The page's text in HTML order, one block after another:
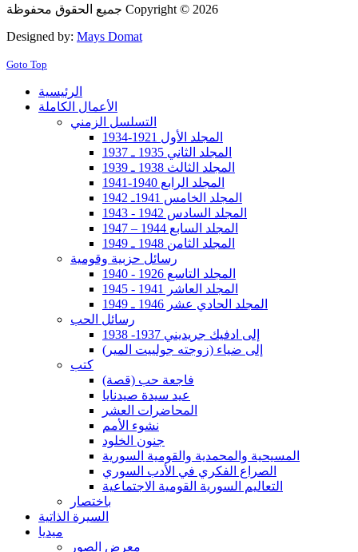
جميع الحقوق محفوظة Copyright © 2026
Designed by: Mays Domat
Goto Top
الرئيسية
الأعمال الكاملة
التسلسل الزمني
المجلد الأول 1921-1934
المجلد الثاني 1935 ـ 1937
المجلد الثالث 1938 ـ 1939
المجلد الرابع 1940-1941
المجلد الخامس 1941ـ 1942
المجلد السادس 1942 - 1943
المجلد السابع 1944 – 1947
المجلد الثامن 1948 ـ 1949
رسائل حزبية وقومية
المجلد التاسع 1926 - 1940
المجلد العاشر 1941 - 1945
المجلد الحادي عشر 1946 ـ 1949
رسائل الحب
إلى ادفيك جريديني 1937- 1938
إلى ضياء (زوجته جولييت المير)
كتب
فاجعة حب (قصة)
عيد سيدة صيدنايا
المحاضرات العشر
نشوء الأمم
جنون الخلود
المسيحية والمحمدية والقومية السورية
الصراع الفكري في الأدب السوري
التعاليم السورية القومية الاجتماعية
باختصار
السيرة الذاتية
ميديا
معرض الصور